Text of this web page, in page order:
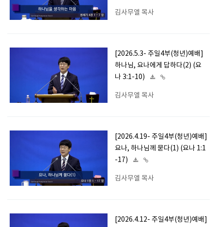
김사무엘 목사
[2026.5.3- 주일4부(청년)예배]
하나님, 요나에게 답하다(2) (요
나 3:1-10)
김사무엘 목사
[2026.4.19- 주일4부(청년)예배]
요나, 하나님께 묻다(1) (요나 1:1
-17)
김사무엘 목사
[2026.4.12- 주일4부(청년)예배]